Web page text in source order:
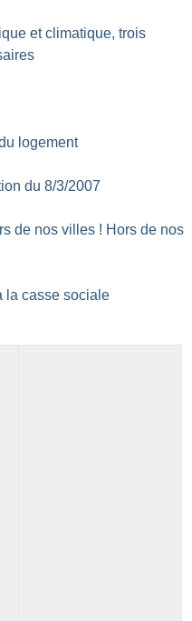
et climatique, trois
logement
du 8/3/2007
de nos villes ! Hors de nos
la casse sociale